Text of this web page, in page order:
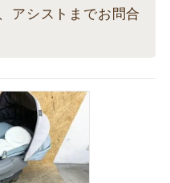
アシストまでお問合